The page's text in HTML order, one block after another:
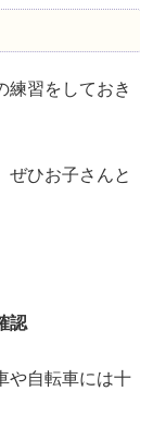
練習をしておき
ぜひお子さんと
認
や自転車には十